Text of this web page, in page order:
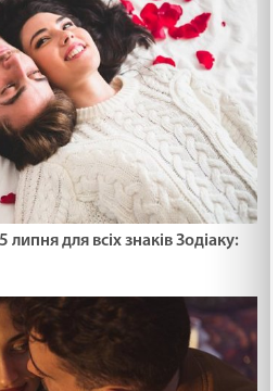
для всіх знаків Зодіаку: